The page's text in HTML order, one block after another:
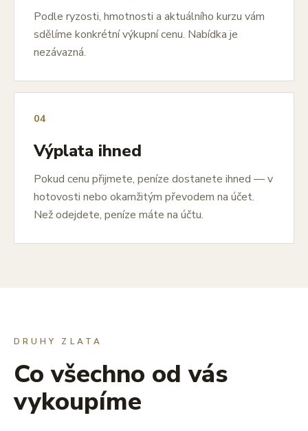
Podle ryzosti, hmotnosti a aktuálního kurzu vám
sdělíme konkrétní výkupní cenu. Nabídka je
nezávazná.
04
Výplata ihned
Pokud cenu přijmete, peníze dostanete ihned — v
hotovosti nebo okamžitým převodem na účet.
Než odejdete, peníze máte na účtu.
DRUHY ZLATA
Co všechno od vás
vykoupíme